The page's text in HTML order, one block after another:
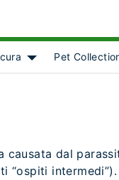
Show submenu
Pet
causata dal
“ospiti